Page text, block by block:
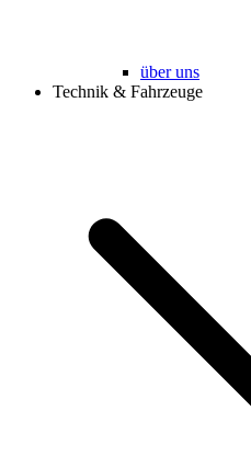
über uns
Technik & Fahrzeuge